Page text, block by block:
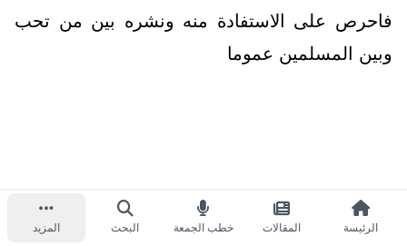
فاحرص على الاستفادة منه ونشره بين من تحب
وبين المسلمين عموما
الرئيسة المقالات خطب الجمعة البحث المزيد